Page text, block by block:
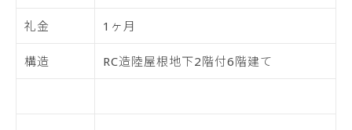
礼金 1ヶ月
構造 RC造陸屋根地下2階付6階建て